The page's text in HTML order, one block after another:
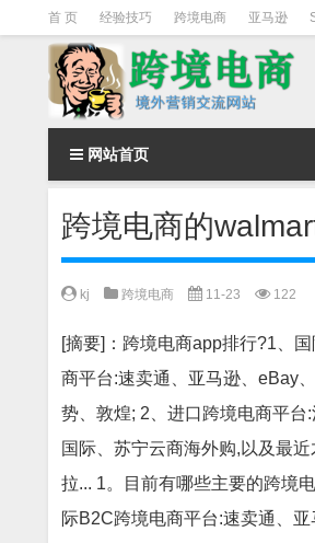
首 页 经验技巧 跨境电商 亚马逊
Facebook营销 Facebook广告
instagram营销
网站首页
跨境电商的
kj 跨境电商 11-23 122
[摘要]：跨境电商app排行?1、
商平台:速卖通、亚马逊、eBay
势、敦煌; 2、进口跨境电商平台
国际、苏宁云商海外购,以及最
拉... 1。目前有哪些主要的跨境
际B2C跨境电商平台:速卖通、亚